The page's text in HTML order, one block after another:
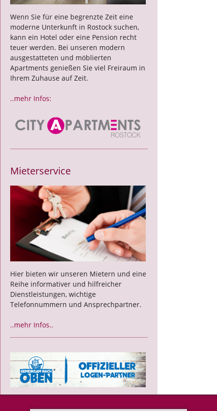
Wenn Sie für eine begrenzte Zeit eine
moderne Unterkunft in Rostock suchen,
kann ein Hotel oder eine Pension recht
teuer werden. Bei unseren modern
ausgestatteten und möblierten
Apartments genießen Sie viel Freiraum in
Ihrem Zuhause auf Zeit.
..mehr Infos:
Mieterservice
Hier bieten wir unseren Mietern und eine
Reihe informativer und hilfreicher
Dienstleistungen, wichtige
Telefonnummern und Ansprechpartner.
..mehr Infos..